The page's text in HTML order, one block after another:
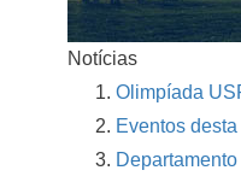
Notícias
Olimpíada
Eventos